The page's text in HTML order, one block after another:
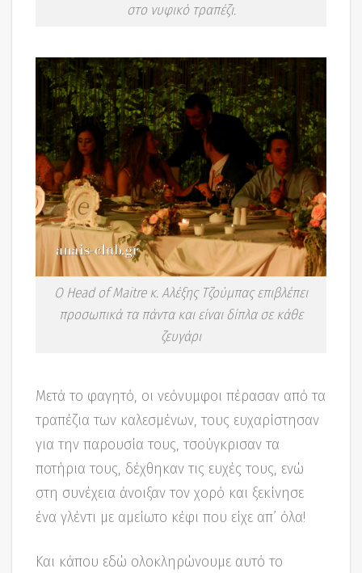
στο νυφικό τραπέζι.
Ο Head of Maitre κ. Αλέξης Τζούμπας επιβλέπει
προσωπικά τα πάντα και είναι δίπλα σε κάθε
ζευγάρι
Μετά το φαγητό, οι νεόνυμφοι πέρασαν από τα
τραπέζια των καλεσμένων, τους ευχαρίστησαν
για την παρουσία τους, τσούγκρισαν τα
ποτήρια τους, δέχθηκαν τις ευχές τους, ενώ
στη συνέχεια άνοιξαν τον χορό και ξεκίνησε
ένα γλέντι με αμείωτο κέφι που είχε απ’ όλα!
Και κάπου εδώ ολοκληρώνουμε αυτό το